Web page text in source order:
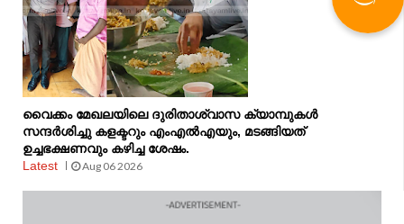
വൈക്കം മേഖലയിലെ ദുരിതാശ്വാസ ക്യാമ്പുകള്‍
സന്ദര്‍ശിച്ചു കളക്ടറും എംഎല്‍എയും, മടങ്ങിയത്
ഉച്ചഭക്ഷണവും കഴിച്ച ശേഷം.
Latest
Aug 06 2026